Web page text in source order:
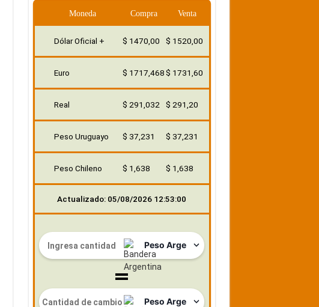
Moneda Compra Venta
Dólar Oficial + $ 1470,00 $ 1520,00
Euro $ 1717,468$ 1731,60
Real $ 291,032 $ 291,20
Peso Uruguayo $ 37,231 $ 37,231
Peso Chileno $ 1,638 $ 1,638
Actualizado: 05/08/2026 12:53:00